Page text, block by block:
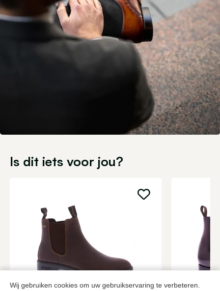
Wij gebruiken cookies om uw gebruikservaring te verbeteren.
Is dit iets voor jou?